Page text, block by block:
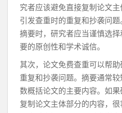
究者应该避免直接复制论文
引发查重时的重复和抄袭问
摘要时，研究者应当谨慎选
要的原创性和学术诚信。
其次，论文免费查重可以帮
重复和抄袭问题。摘要通常
数概括论文的主要内容。如
复制论文主体部分的内容，